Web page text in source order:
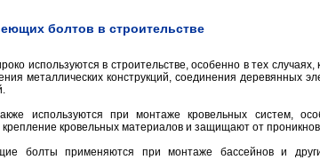
болтов в строительстве
используются в строительстве, особенно в тех случаях,
металлических конструкций, соединения деревянных
используются при монтаже кровельных систем,
кровельных материалов и защищают от
болты применяются при монтаже бассейнов и